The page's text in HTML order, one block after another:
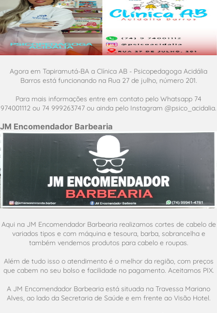
Agora em Tapiramutá-BA a Clínica AB - Psicopedagoga Acidália
Barros está funcionando na Rua 27 de julho, número 201.
Para mais informações entre em contato pelo Whatsapp 74
974001112 ou 74 999263747 ou ainda pelo Instagram @psico_acidalia.
JM Encomendador Barbearia
Aqui na JM Encomendador Barbearia realizamos cortes de cabelo de
variados tipos e com máquina e tesoura, barba, sobrancelha e
também vendemos produtos para cabelo e roupas.
Além de tudo isso o atendimento é o melhor da região, com preços
que cabem no seu bolso e facilidade no pagamento. Aceitamos PIX.
A JM Encomendador Barbearia está situada na Travessa Mariano
Alves, ao lado da Secretaria de Saúde e em frente ao Visão Hotel.